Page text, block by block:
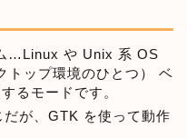
…Linux や Unix 系 OS
トップ環境のひとつ） ベ
るモードです。
だが、GTK を使って動作